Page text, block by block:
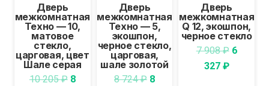
Дверь
межкомнатная
Техно — 10,
матовое
стекло,
царговая, цвет
Шале серая
10 205₽ Первоначальная
8
Дверь
межкомнатная
Техно — 5,
экошпон,
черное стекло,
царговая,
шале золотой
8 724₽ Первоначальная
8
Дверь
межкомнатная
Q 12, экошпон,
черное стекло
7 908₽ 6
327 ₽